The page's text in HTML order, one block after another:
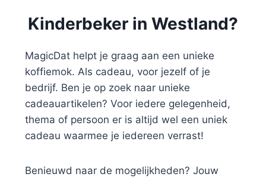
Kinderbeker in Westland?
MagicDat helpt je graag aan een unieke
koffiemok. Als cadeau, voor jezelf of je
bedrijf. Ben je op zoek naar unieke
cadeauartikelen? Voor iedere gelegenheid,
thema of persoon er is altijd wel een uniek
cadeau waarmee je iedereen verrast!
Benieuwd naar de mogelijkheden? Jouw